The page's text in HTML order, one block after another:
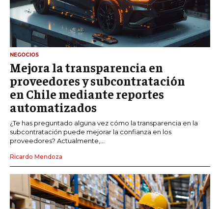
NEGOCIOS
Mejora la transparencia en
proveedores y subcontratación
en Chile mediante reportes
automatizados
¿Te has preguntado alguna vez cómo la transparencia en la
subcontratación puede mejorar la confianza en los
proveedores? Actualmente,...
Ricardo Mendoza